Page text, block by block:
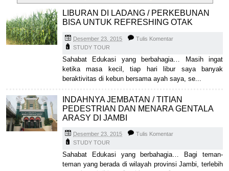
LIBURAN DI LADANG / PERKEBUNAN
BISA UNTUK REFRESHING OTAK
Desember 23, 2015
Tulis Komentar
STUDY TOUR
Sahabat Edukasi yang berbahagia… Masih ingat
ketika masa kecil, tiap hari libur saya banyak
beraktivitas di kebun bersama ayah saya, se...
INDAHNYA JEMBATAN / TITIAN
PEDESTRIAN DAN MENARA GENTALA
ARASY DI JAMBI
Desember 23, 2015
Tulis Komentar
STUDY TOUR
Sahabat Edukasi yang berbahagia… Bagi teman-
teman yang berada di wilayah provinsi Jambi, terlebih